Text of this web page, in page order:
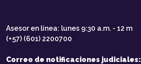
Asesor en línea: lunes 9:30 a.m. - 12 m
(+57) (601) 2200700
Correo de notificaciones judiciales: